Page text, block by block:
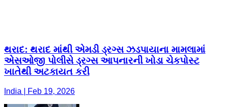
થરાદ: થરાદ માંથી એમડી ડ્રગ્સ ઝડપાયાના મામલામાં
એસઓજી પોલીસે ડ્રગ્સ આપનારની ખોડા ચેકપોસ્ટ
ખાતેથી અટકાયત કરી
India | Feb 19, 2026